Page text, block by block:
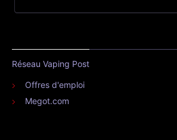
Réseau Vaping Post
Offres d'emploi
Megot.com